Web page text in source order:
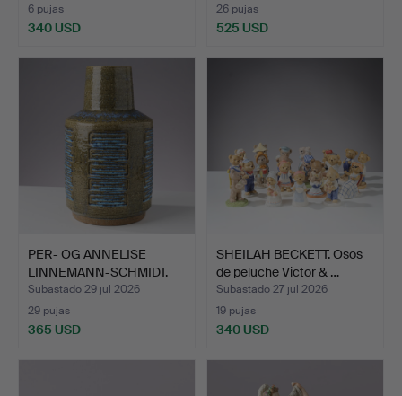
6 pujas
340 USD
seleccionado
26 pujas
525 USD
PER- OG ANNELISE
LINNEMANN-SCHMIDT.
Gran j…
Subastado 29 jul 2026
29 pujas
365 USD
SHEILAH BECKETT. Osos
de peluche Victor & …
Subastado 27 jul 2026
19 pujas
340 USD